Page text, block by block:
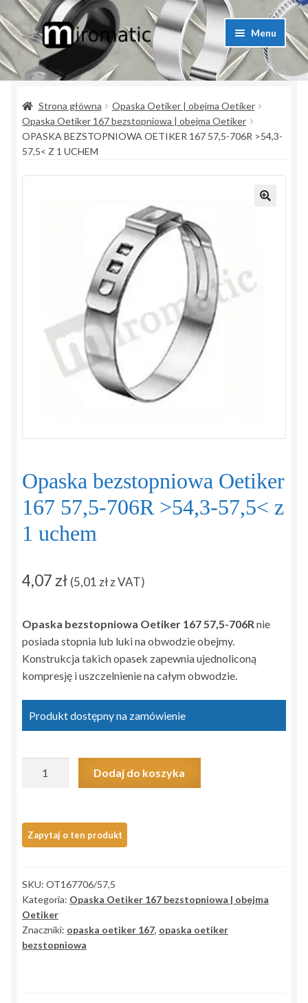
Przejdź
do
nawigacji
Przejdź
do
treści
Menu
Strona główna
Blog przemysłowy
Kontakt
Koszyk
Polityka prywatności
Regulamin
Sposoby płatności i dostawy
Zapytanie
Zwroty i reklamacje
Strona główna
Opaska Oetiker | obejma Oetiker
Opaska Oetiker 167 bezstopniowa | obejma Oetiker
OPASKA BEZSTOPNIOWA OETIKER 167 57,5-706R >54,3-
57,5< Z 1 UCHEM
Opaska bezstopniowa Oetiker
167 57,5-706R >54,3-57,5< z
1 uchem
4,07zł (5,01złz VAT)
Opaska bezstopniowa Oetiker 167 57,5-706R nie
posiada stopnia lub luki na obwodzie obejmy.
Konstrukcja takich opasek zapewnia ujednoliconą
kompresję i uszczelnienie na całym obwodzie.
Produkt dostępny na zamówienie
167
57,5-
>54,3-
57,5<
z
1
Dodaj do koszyka
SKU: OT167706/57,5
Kategoria: Opaska Oetiker 167 bezstopniowa | obejma
Oetiker
Znaczniki: opaska oetiker 167, opaska oetiker
bezstopniowa